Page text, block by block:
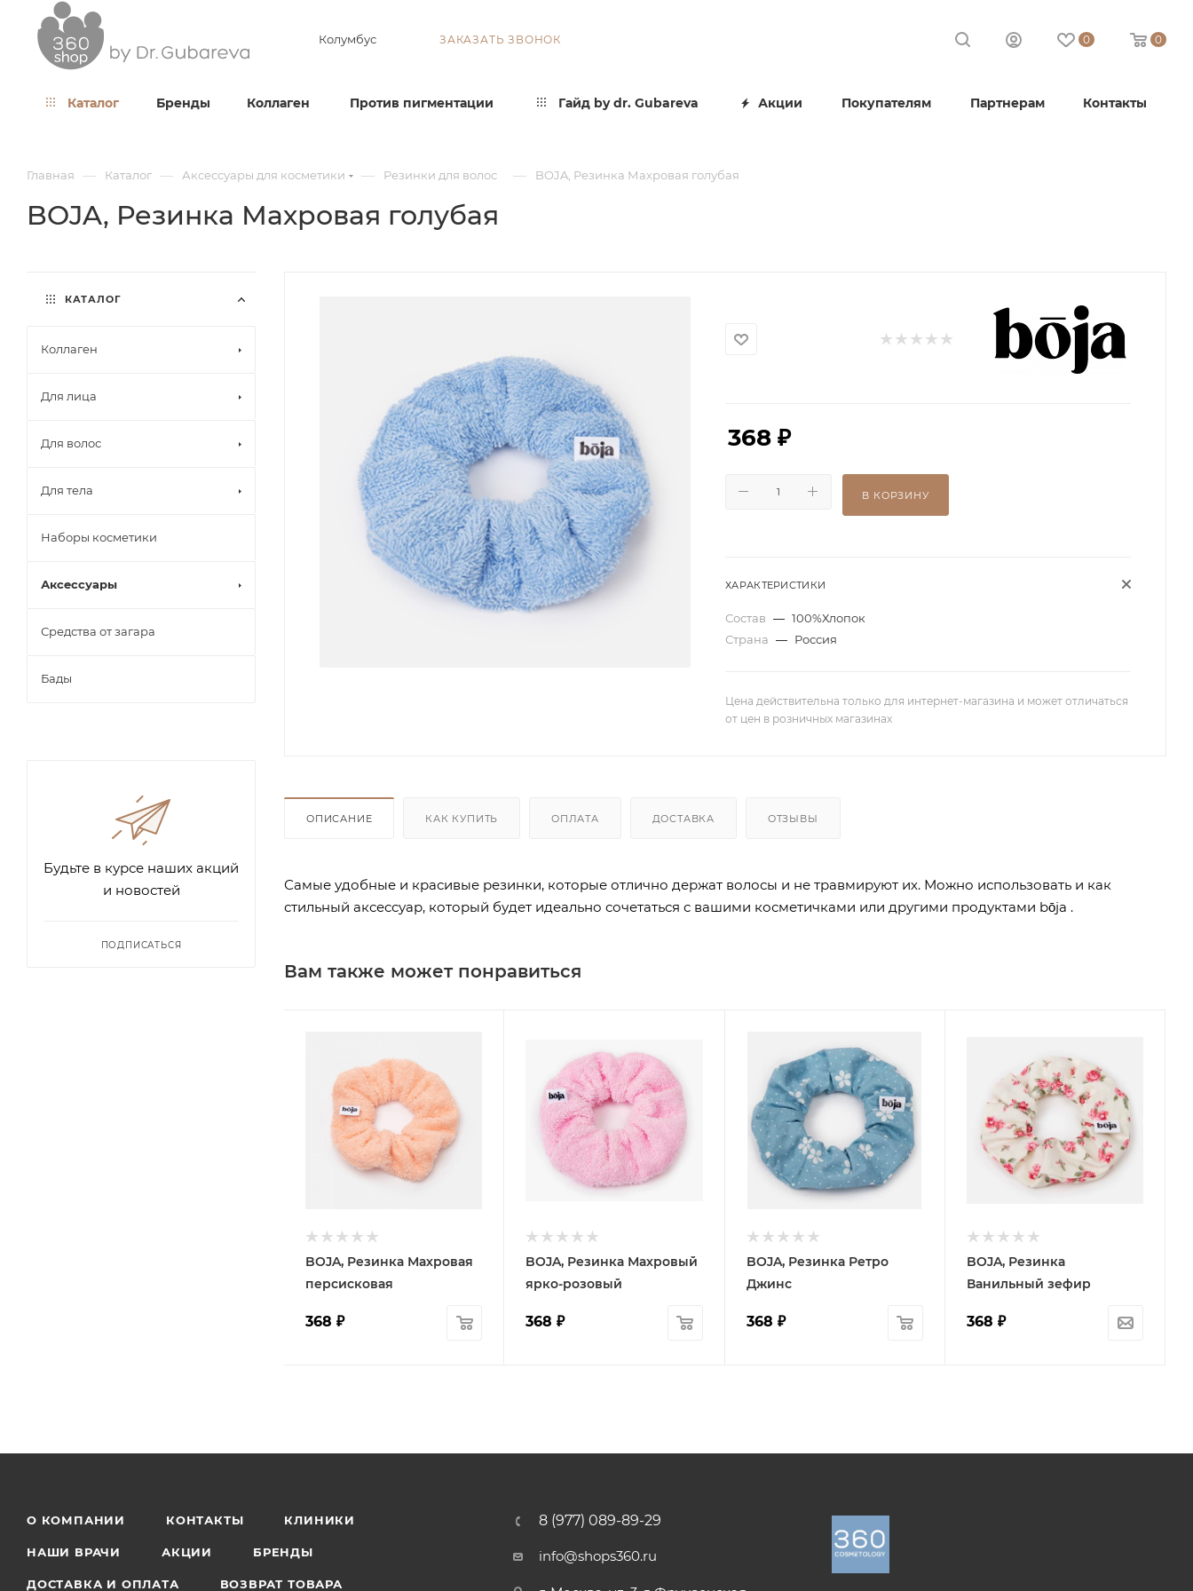
Колумбус ЗАКАЗАТЬ ЗВОНОК 0 0
Каталог Бренды Коллаген Против пигментации Гайд by dr. Gubareva Акции Покупателям Партнерам Контакты
Главная — Каталог — Аксессуары для косметики — Резинки для волос — BOJA, Резинка Махровая голубая
BOJA, Резинка Махровая голубая
368 ₽
В КОРЗИНУ
ХАРАКТЕРИСТИКИ
Состав — 100%Хлопок
Страна — Россия
Цена действительна только для интернет-магазина и может отличаться
от цен в розничных магазинах
ОПИСАНИЕ КАК КУПИТЬ ОПЛАТА ДОСТАВКА ОТЗЫВЫ
Самые удобные и красивые резинки, которые отлично держат волосы и не травмируют их. Можно использовать и как
стильный аксессуар, который будет идеально сочетаться с вашими косметичками или другими продуктами bōja .
Вам также может понравиться
BOJA, Резинка Махровая
персисковая
368 ₽
BOJA, Резинка Махровый
ярко-розовый
368 ₽
BOJA, Резинка Ретро
Джинс
368 ₽
BOJA, Резинка
Ванильный зефир
368 ₽
КАТАЛОГ
Коллаген
Для лица
Для волос
Для тела
Наборы косметики
Аксессуары
Средства от загара
Бады
Будьте в курсе наших акций
и новостей
ПОДПИСАТЬСЯ
О КОМПАНИИ КОНТАКТЫ КЛИНИКИ
НАШИ ВРАЧИ АКЦИИ БРЕНДЫ
ДОСТАВКА И ОПЛАТА ВОЗВРАТ ТОВАРА
8 (977) 089-89-29
info@shops360.ru